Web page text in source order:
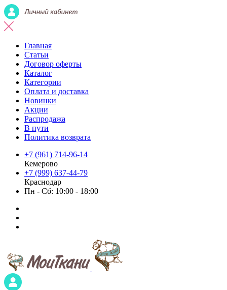
Главная
Статьи
Договор оферты
Каталог
Категории
Оплата и доставка
Новинки
Акции
Распродажа
В пути
Политика возврата
+7 (961) 714-96-14
Кемерово
+7 (999) 637-44-79
Краснодар
Пн - Сб: 10:00 - 18:00